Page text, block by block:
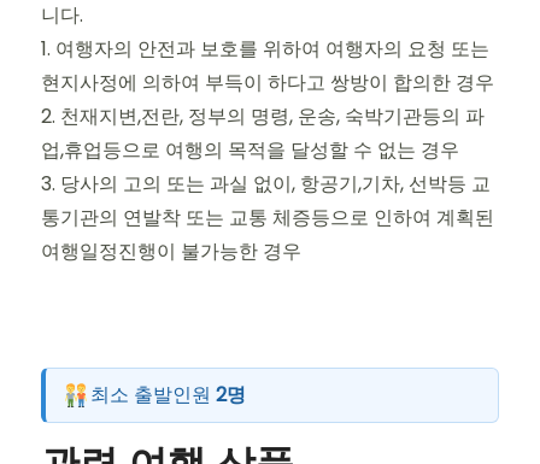
니다.
1. 여행자의 안전과 보호를 위하여 여행자의 요청 또는
현지사정에 의하여 부득이 하다고 쌍방이 합의한 경우
2. 천재지변,전란, 정부의 명령, 운송, 숙박기관등의 파
업,휴업등으로 여행의 목적을 달성할 수 없는 경우
3. 당사의 고의 또는 과실 없이, 항공기,기차, 선박등 교
통기관의 연발착 또는 교통 체증등으로 인하여 계획된
여행일정진행이 불가능한 경우
최소 출발인원 2명